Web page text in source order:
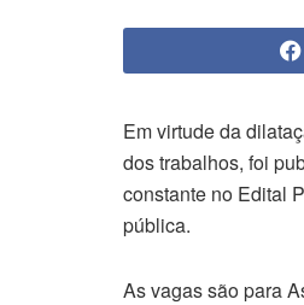
Em virtude da
dos trabalhos, foi
constante no Edital
pública.
As vagas são para